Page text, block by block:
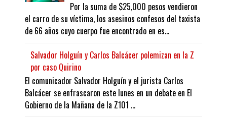
Por la suma de $25,000 pesos vendieron
el carro de su víctima, los asesinos confesos del taxista
de 66 años cuyo cuerpo fue encontrado en es...
Salvador Holguín y Carlos Balcácer polemizan en la Z
por caso Quirino
El comunicador Salvador Holguín y el jurista Carlos
Balcácer se enfrascaron este lunes en un debate en El
Gobierno de la Mañana de la Z101 ...